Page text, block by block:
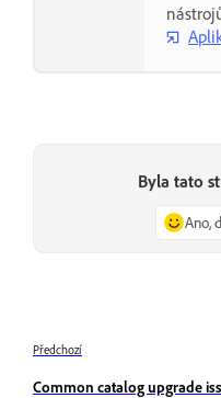
Byla tato
Ano,
Předchozí
Common catalog upgrade